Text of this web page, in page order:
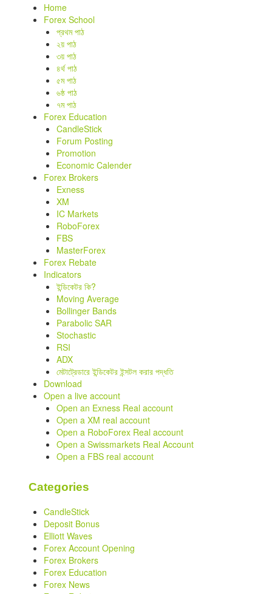
Home
Forex School
প্রথম পাঠ
২য় পাঠ
৩য় পাঠ
৪র্থ পাঠ
৫ম পাঠ
৬ষ্ঠ পাঠ
৭ম পাঠ
Forex Education
CandleStick
Forum Posting
Promotion
Economic Calender
Forex Brokers
Exness
XM
IC Markets
RoboForex
FBS
MasterForex
Forex Rebate
Indicators
ইন্ডিকেটর কি?
Moving Average
Bollinger Bands
Parabolic SAR
Stochastic
RSI
ADX
মেটাট্রেডারে ইন্ডিকেটর ইন্সটল করার পদ্ধতি
Download
Open a live account
Open an Exness Real account
Open a XM real account
Open a RoboForex Real account
Open a Swissmarkets Real Account
Open a FBS real account
Categories
CandleStick
Deposit Bonus
Elliott Waves
Forex Account Opening
Forex Brokers
Forex Education
Forex News